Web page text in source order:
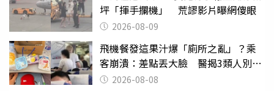
坪「揮手攔機」 荒謬影片曝網傻眼
2026-08-09
飛機餐發這果汁爆「廁所之亂」？乘
客崩潰：差點丟大臉 醫揭3類人別亂
喝 2026-08-08